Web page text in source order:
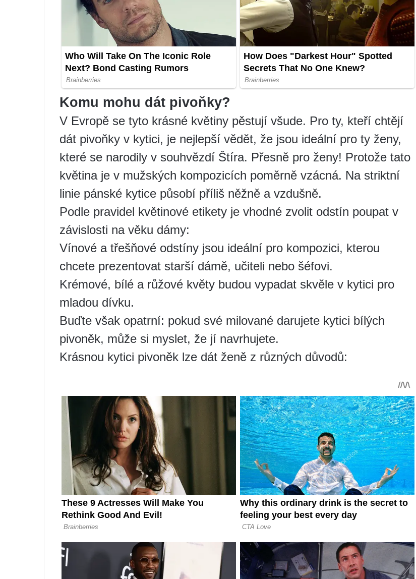
Komu mohu dát pivoňky?
V Evropě se tyto krásné květiny pěstují všude. Pro ty, kteří chtějí
dát pivoňky v kytici, je nejlepší vědět, že jsou ideální pro ty ženy,
které se narodily v souhvězdí Štíra. Přesně pro ženy! Protože tato
květina je v mužských kompozicích poměrně vzácná. Na striktní
linie pánské kytice působí příliš něžně a vzdušně.
Podle pravidel květinové etikety je vhodné zvolit odstín poupat v
závislosti na věku dámy:
Vínové a třešňové odstíny jsou ideální pro kompozici, kterou
chcete prezentovat starší dámě, učiteli nebo šéfovi.
Krémové, bílé a růžové květy budou vypadat skvěle v kytici pro
mladou dívku.
Buďte však opatrní: pokud své milované darujete kytici bílých
pivoněk, může si myslet, že jí navrhujete.
Krásnou kytici pivoněk lze dát ženě z různých důvodů: